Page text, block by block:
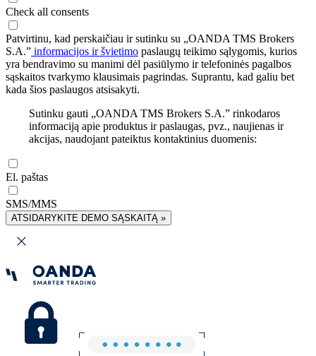
Check all consents
Patvirtinu, kad perskaičiau ir sutinku su „OANDA TMS Brokers
S.A.” informacijos ir švietimo paslaugų teikimo sąlygomis, kurios
yra bendravimo su manimi dėl pasiūlymo ir telefoninės pagalbos
sąskaitos tvarkymo klausimais pagrindas. Suprantu, kad galiu bet
kada šios paslaugos atsisakyti.
Sutinku gauti „OANDA TMS Brokers S.A.” rinkodaros
informaciją apie produktus ir paslaugas, pvz., naujienas ir
akcijas, naudojant pateiktus kontaktinius duomenis:
El. paštas
SMS/MMS
ATSIDARYKITE DEMO SĄSKAITĄ »